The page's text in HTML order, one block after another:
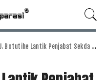
Penjabat Sekda Kabupaten Gorontalo, Fokus pada Percepatan Pemilihan Sekda Definitif